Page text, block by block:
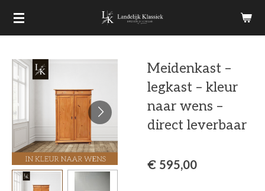
Ga
direct
hoofdinhoud
Meidenkast –
legkast – kleur
naar wens –
direct leverbaar
€ 595,00